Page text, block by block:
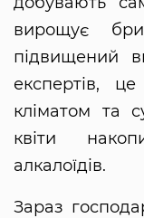
вирощує
підвищений
експертів,
кліматом та
квіти
алкалоїдів.
Зараз